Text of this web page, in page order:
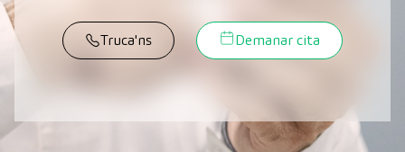
Truca'ns Demanar cita